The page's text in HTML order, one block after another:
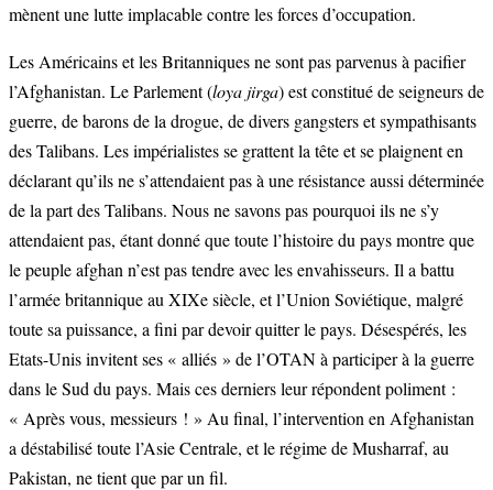
mènent une lutte implacable contre les forces d’occupation.
Les Américains et les Britanniques ne sont pas parvenus à pacifier
l’Afghanistan. Le Parlement (loya jirga) est constitué de seigneurs de
guerre, de barons de la drogue, de divers gangsters et sympathisants
des Talibans. Les impérialistes se grattent la tête et se plaignent en
déclarant qu’ils ne s’attendaient pas à une résistance aussi déterminée
de la part des Talibans. Nous ne savons pas pourquoi ils ne s’y
attendaient pas, étant donné que toute l’histoire du pays montre que
le peuple afghan n’est pas tendre avec les envahisseurs. Il a battu
l’armée britannique au XIXe siècle, et l’Union Soviétique, malgré
toute sa puissance, a fini par devoir quitter le pays. Désespérés, les
Etats-Unis invitent ses « alliés » de l’OTAN à participer à la guerre
dans le Sud du pays. Mais ces derniers leur répondent poliment :
« Après vous, messieurs ! » Au final, l’intervention en Afghanistan
a déstabilisé toute l’Asie Centrale, et le régime de Musharraf, au
Pakistan, ne tient que par un fil.